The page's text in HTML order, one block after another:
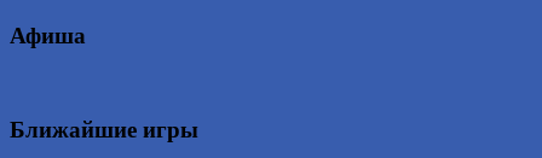
Афиша
Ближайшие игры